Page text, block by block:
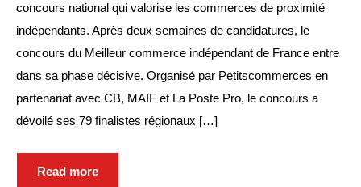
concours national qui valorise les commerces de proximité
indépendants. Après deux semaines de candidatures, le
concours du Meilleur commerce indépendant de France entre
dans sa phase décisive. Organisé par Petitscommerces en
partenariat avec CB, MAIF et La Poste Pro, le concours a
dévoilé ses 79 finalistes régionaux […]
Read more